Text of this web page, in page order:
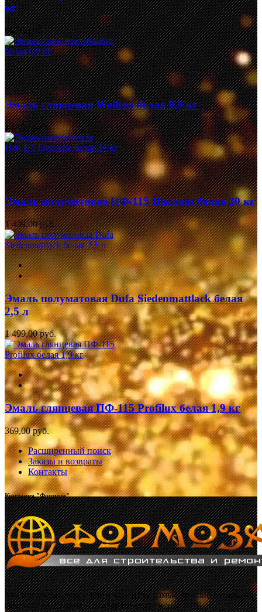
кг
69,00 руб.
Эмаль глянцевая Wollton белая 0,9 кг
149,00 руб.
Эмаль полуматовая ПФ-115 Discount белая 20 кг
1 499,00 руб.
Эмаль полуматовая Dufa Siedenmattlack белая
2,5 л
1 499,00 руб.
Эмаль глянцевая ПФ-115 Profilux белая 1,9 кг
369,00 руб.
Расширенный поиск
Заказы и возвраты
Контакты
Компания "Формоза"
Мы предоставляем нашим клиентам самые лучшие товары по
самой лучшей цене в любой точке региона.